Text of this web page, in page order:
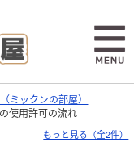
ミックンの部屋）
使用許可の流れ
もっと見る（全2件）